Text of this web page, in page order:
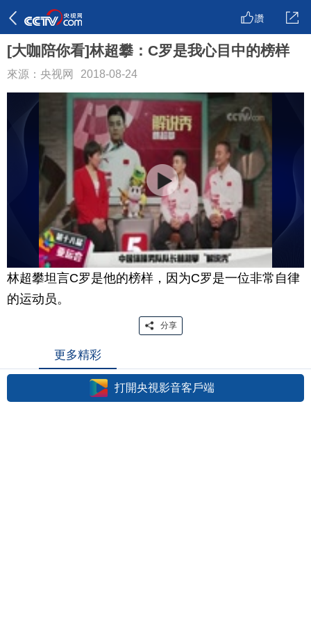
讚
[大咖陪你看]林超攀：C罗是我心目中的榜样
來源：央视网 2018-08-24
林超攀坦言C罗是他的榜样，因为C罗是一位非常自律
的运动员。
分享
更多精彩
打開央視影音客戶端